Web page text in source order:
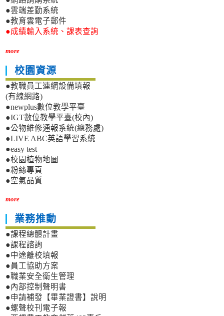
●雲端差勤系統
●教育雲電子郵件
●成績輸入系統、課表查詢
more
校園資源
●教職員工連網設備填報
(有線網路)
●newplus數位教學平臺
●IGT數位教學平臺(校內)
●公物維修通報系統(總務處)
●LIVE ABC英語學習系統
●easy test
●校園植物地圖
●粉絲專頁
●空氣品質
more
業務推動
●課程總體計畫
●課程諮詢
●中途離校填報
●員工協助方案
●職業安全衛生管理
●內部控制聲明書
●申請補發【畢業證書】說明
●螺聲校刊電子報